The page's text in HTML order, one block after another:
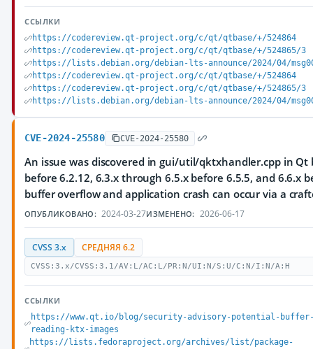
ССЫЛКИ
https://codereview.qt-project.org/c/qt/qtbase/+/524864
https://codereview.qt-project.org/c/qt/qtbase/+/524865/3
https://lists.debian.org/debian-lts-announce/2024/04/
https://codereview.qt-project.org/c/qt/qtbase/+/524864
https://codereview.qt-project.org/c/qt/qtbase/+/524865/3
https://lists.debian.org/debian-lts-announce/2024/04/
CVE-2024-25580 CVE-2024-25580
An issue was discovered in gui/util/qktxhandler.cpp in Qt
before 6.2.12, 6.3.x through 6.5.x before 6.5.5, and 6.6.x
buffer overflow and application crash can occur via a
ОПУБЛИКОВАНО: 2024-03-27ИЗМЕНЕНО: 2026-06-17
CVSS 3.x СРЕДНЯЯ 6.2
CVSS:3.x/CVSS:3.1/AV:L/AC:L/PR:N/UI:N/S:U/C:N/I:N/A:H
ССЫЛКИ
https://www.qt.io/blog/security-advisory-potential-buffer-
reading-ktx-images
https://lists.fedoraproject.org/archives/list/package-